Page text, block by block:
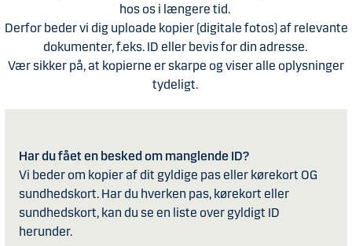
hos os i længere tid.
Derfor beder vi dig uploade kopier (digitale fotos) af relevante
dokumenter, f.eks. ID eller bevis for din adresse.
Vær sikker på, at kopierne er skarpe og viser alle oplysninger
tydeligt.
Har du fået en besked om manglende ID?
Vi beder om kopier af dit gyldige pas eller kørekort OG
sundhedskort. Har du hverken pas, kørekort eller
sundhedskort, kan du se en liste over gyldigt ID
herunder.